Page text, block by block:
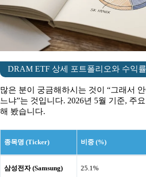
DRAM ETF 상세 포트폴리오와 수익
많은 분이 궁금해하시는 것이 “그래서
느냐”는 것입니다. 2026년 5월 기준, 주
해 봤습니다.
종목명 (Ticker) 비중 (%)
삼성전자 (Samsung) 25.1%